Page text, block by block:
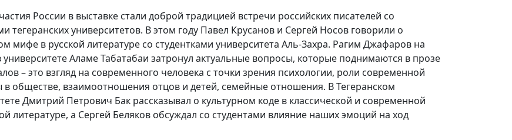
России в выставке стали доброй традицией встречи российских писателей со
тегеранских университетов. В этом году Павел Крусанов и Сергей Носов говорили о
мифе в русской литературе со студентками университета Аль-Захра. Рагим Джафаров на
университете Аламе Табатабаи затронул актуальные вопросы, которые поднимаются в прозе
– это взгляд на современного человека с точки зрения психологии, роли современной
обществе, взаимоотношения отцов и детей, семейные отношения. В Тегеранском
Дмитрий Петрович Бак рассказывал о культурном коде в классической и современной
литературе, а Сергей Беляков обсуждал со студентами влияние наших эмоций на ход